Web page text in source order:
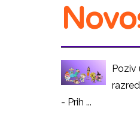
Poziv
- Prih ...